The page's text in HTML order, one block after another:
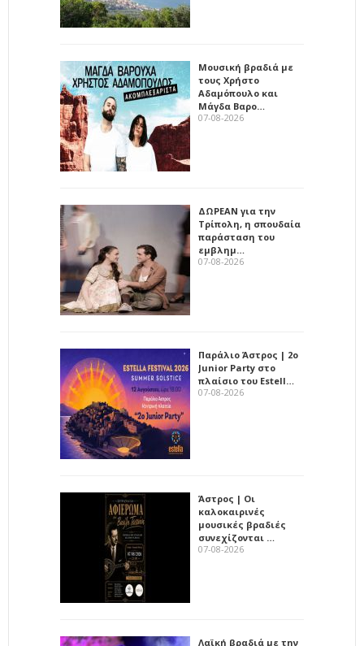
Μουσική βραδιά με
τους Χρήστο
Αδαμόπουλο και
Μάγδα Βαρο…
07-08-2026
ΔΩΡΕΑΝ για την
Τρίπολη, η σπουδαία
παράσταση του
εμβλημ…
07-08-2026
Παράλιο Άστρος | 2ο
Junior Party στο
πλαίσιο του Estell…
07-08-2026
Άστρος | Οι
καλοκαιρινές
μουσικές βραδιές
συνεχίζονται …
07-08-2026
Λαϊκή βραδιά με την